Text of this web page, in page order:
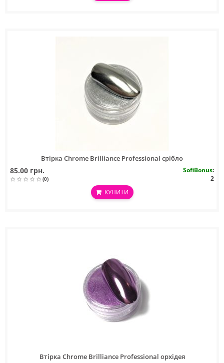
Втірка Chrome Brilliance Professional срібло
85.00 грн.
(0)
SofiBonus:
2
КУПИТИ
Втірка Chrome Brilliance Professional орхідея